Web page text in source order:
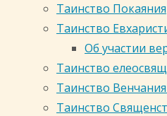
Таинство Покаяния
Таинство
Об участии
Таинство
Таинство
Таинство
Иерей Вячеслав
г. Окончил
того времени
августа 2024
Кемеровской